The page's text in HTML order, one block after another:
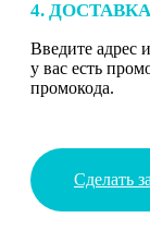
4.
Введите адрес
у вас есть
промокода.
Сделать